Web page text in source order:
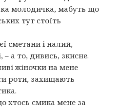
молодичка, мабуть що
тут стоїть
сметани і налий, –
– а то, дивись, зкисне.
жіночки на мене
роти, захищають
хтось смика мене за